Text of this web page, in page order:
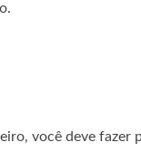
você deve